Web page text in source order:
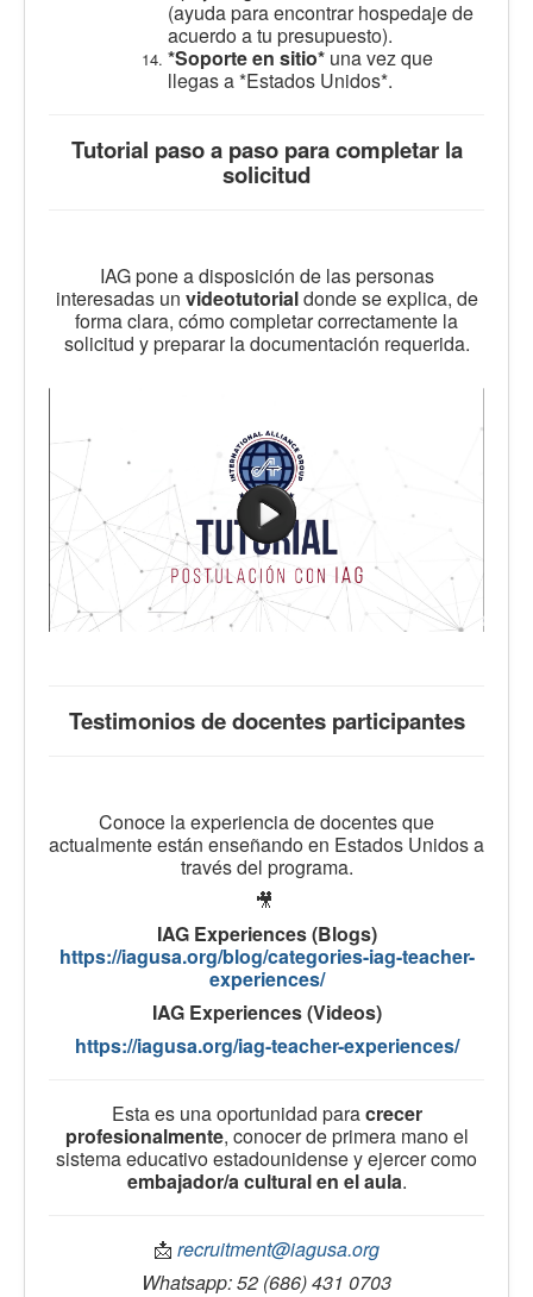
(ayuda para encontrar hospedaje de
acuerdo a tu presupuesto).
*Soporte en sitio* una vez que
llegas a *Estados Unidos*.
Tutorial paso a paso para completar la
solicitud
IAG pone a disposición de las personas
interesadas un videotutorialdonde se explica, de
forma clara, cómo completar correctamente la
solicitud y preparar la documentación requerida.
Testimonios de docentes participantes
Conoce la experiencia de docentes que
actualmente están enseñando en Estados Unidos a
través del programa.
🎥
IAG Experiences (Blogs)
https://iagusa.org/blog/categories-iag-teacher-
experiences/
IAG Experiences (Videos)
https://iagusa.org/iag-teacher-experiences/
Esta es una oportunidad paracrecer
profesionalmente, conocer de primera mano el
sistema educativo estadounidense y ejercer como
embajador/a cultural en el aula.
📩 recruitment@iagusa.org
Whatsapp: 52 (686) 431 0703